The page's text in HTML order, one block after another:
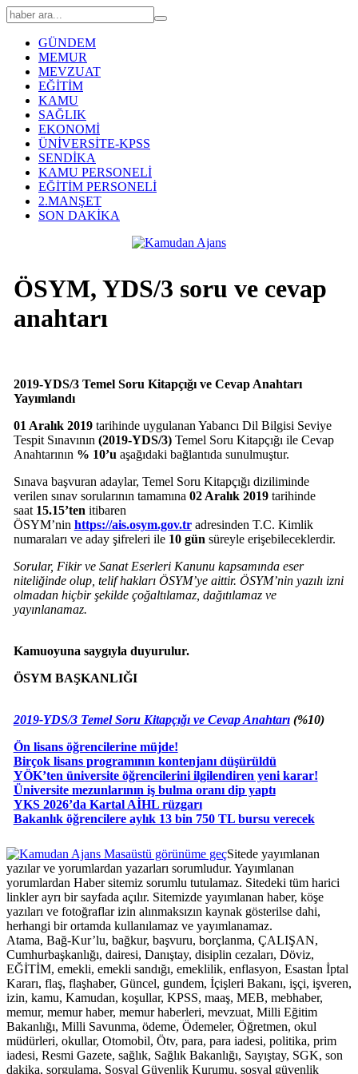
GÜNDEM
MEMUR
MEVZUAT
EĞİTİM
KAMU
SAĞLIK
EKONOMİ
ÜNİVERSİTE-KPSS
SENDİKA
KAMU PERSONELİ
EĞİTİM PERSONELİ
2.MANŞET
SON DAKİKA
ÖSYM, YDS/3 soru ve cevap
anahtarı
2019-YDS/3 Temel Soru Kitapçığı ve Cevap Anahtarı
Yayımlandı
01 Aralık 2019tarihinde uygulanan Yabancı Dil Bilgisi Seviye
Tespit Sınavının (2019-YDS/3)Temel Soru Kitapçığı ile Cevap
Anahtarının % 10’u aşağıdaki bağlantıda sunulmuştur.
Sınava başvuran adaylar, Temel Soru Kitapçığı diziliminde
verilen sınav sorularının tamamına 02 Aralık 2019tarihinde
saat15.15’ten itibaren
ÖSYM’nin https://ais.osym.gov.tradresinden T.C. Kimlik
numaraları ve aday şifreleri ile 10 gün süreyle erişebileceklerdir.
Sorular, Fikir ve Sanat Eserleri Kanunu kapsamında eser
niteliğinde olup, telif hakları ÖSYM’ye aittir. ÖSYM’nin yazılı izni
olmadan hiçbir şekilde çoğaltılamaz, dağıtılamaz ve
yayınlanamaz.
Kamuoyuna saygıyla duyurulur.
ÖSYM BAŞKANLIĞI
2019-YDS/3 Temel Soru Kitapçığı ve Cevap Anahtarı(%10)
Ön lisans öğrencilerine müjde!
Birçok lisans programının kontenjanı düşürüldü
YÖK’ten üniversite öğrencilerini ilgilendiren yeni karar!
Üniversite mezunlarının iş bulma oranı dip yaptı
YKS 2026’da Kartal AİHL rüzgarı
Bakanlık öğrencilere aylık 13 bin 750 TL bursu verecek
Masaüstü görünüme geçSitede yayımlanan
yazılar ve yorumlardan yazarları sorumludur. Yayımlanan
yorumlardan Haber sitemiz sorumlu tutulamaz. Sitedeki tüm harici
linkler ayrı bir sayfada açılır. Sitemizde yayımlanan haber, köşe
yazıları ve fotoğraflar izin alınmaksızın kaynak gösterilse dahi,
herhangi bir ortamda kullanılamaz ve yayımlanamaz.
Atama, Bağ-Kur’lu, bağkur, başvuru, borçlanma, ÇALIŞAN,
Cumhurbaşkanlığı, dairesi, Danıştay, disiplin cezaları, Döviz,
EĞİTİM, emekli, emekli sandığı, emeklilik, enflasyon, Esastan İptal
Kararı, flaş, flaşhaber, Güncel, gundem, İçişleri Bakanı, işçi, işveren,
izin, kamu, Kamudan, koşullar, KPSS, maaş, MEB, mebhaber,
memur, memur haber, memur haberleri, mevzuat, Milli Eğitim
Bakanlığı, Milli Savunma, ödeme, Ödemeler, Öğretmen, okul
müdürleri, okullar, Otomobil, Ötv, para, para iadesi, politika, prim
iadesi, Resmi Gazete, sağlık, Sağlık Bakanlığı, Sayıştay, SGK, son
dakika, sorgulama, Sosyal Güvenlik Kurumu, sosyal güvenlik